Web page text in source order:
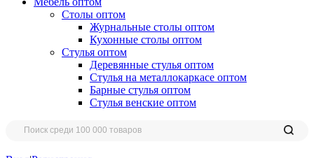
Столы оптом
Журнальные столы оптом
Кухонные столы оптом
Стулья оптом
Деревянные стулья оптом
Стулья на металлокаркасе оптом
Барные стулья оптом
Стулья венские оптом